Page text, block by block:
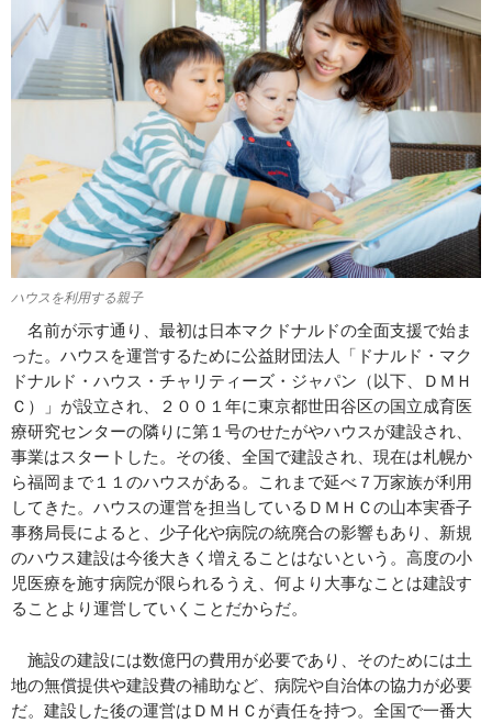
ハウスを利用する親子
名前が示す通り、最初は日本マクドナルドの全面支援で始ま
った。ハウスを運営するために公益財団法人「ドナルド・マク
ドナルド・ハウス・チャリティーズ・ジャパン（以下、ＤＭＨ
Ｃ）」が設立され、２００１年に東京都世田谷区の国立成育医
療研究センターの隣りに第１号のせたがやハウスが建設され、
事業はスタートした。その後、全国で建設され、現在は札幌か
ら福岡まで１１のハウスがある。これまで延べ７万家族が利用
してきた。ハウスの運営を担当しているＤＭＨＣの山本実香子
事務局長によると、少子化や病院の統廃合の影響もあり、新規
のハウス建設は今後大きく増えることはないという。高度の小
児医療を施す病院が限られるうえ、何より大事なことは建設す
ることより運営していくことだからだ。
施設の建設には数億円の費用が必要であり、そのためには土
地の無償提供や建設費の補助など、病院や自治体の協力が必要
だ。建設した後の運営はＤＭＨＣが責任を持つ。全国で一番大